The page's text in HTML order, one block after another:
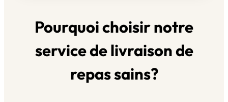
Pourquoi choisir notre
service de livraison de
repas sains?